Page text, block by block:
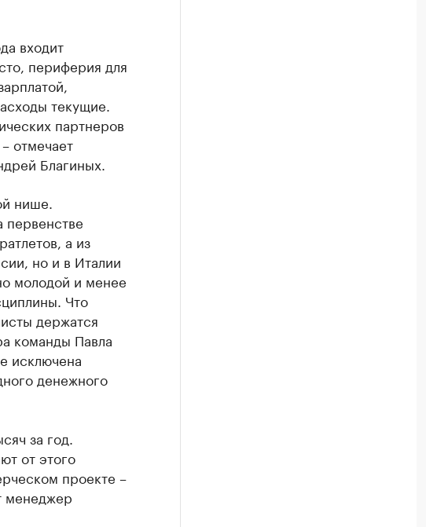
входит
периферия для
текущие.
партнеров
отмечает
Благиных.
нише.
первенстве
а из
но и в Италии
молодой и менее
Что
держатся
команды Павла
исключена
денежного
за год.
от этого
проекте –
менеджер